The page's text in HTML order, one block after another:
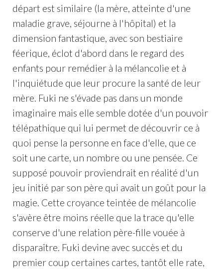
départ est similaire (la mère, atteinte d'une
maladie grave, séjourne à l'hôpital) et la
dimension fantastique, avec son bestiaire
féerique, éclot d'abord dans le regard des
enfants pour remédier à la mélancolie et à
l'inquiétude que leur procure la santé de leur
mère. Fuki ne s'évade pas dans un monde
imaginaire mais elle semble dotée d'un pouvoir
télépathique qui lui permet de découvrir ce à
quoi pense la personne en face d'elle, que ce
soit une carte, un nombre ou une pensée. Ce
supposé pouvoir proviendrait en réalité d'un
jeu initié par son père qui avait un goût pour la
magie. Cette croyance teintée de mélancolie
s'avère être moins réelle que la trace qu'elle
conserve d'une relation père-fille vouée à
disparaître. Fuki devine avec succès et du
premier coup certaines cartes, tantôt elle rate,